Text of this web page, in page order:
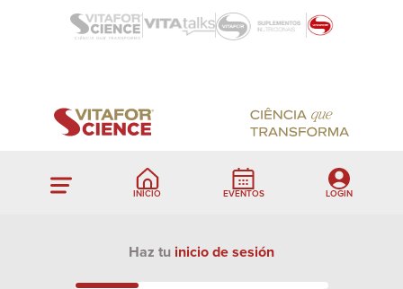
INÍCIO EVENTOS LOGIN
Haz tu inicio de sesión